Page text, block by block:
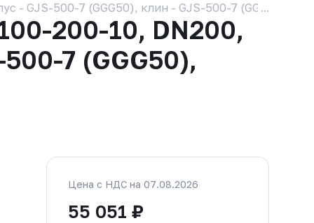
GJS-500-7 (GGG50), клин - GJS-500-7 (GGG50),
200-10, DN200,
7 (GGG50),
Цена с НДС на 07.08.2026
55 051 ₽